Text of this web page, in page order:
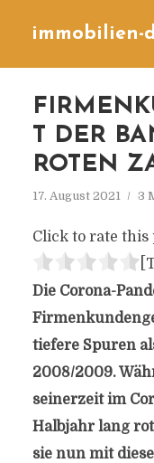
immobilien-
T DER
ROTEN
17. August 2021 3
Click to rate this
Die Corona-
tiefere Spuren
2008/2009.
seinerzeit im
Halbjahr lang
sie nun mit